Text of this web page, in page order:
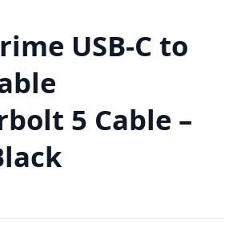
USB-C to
5 Cable –